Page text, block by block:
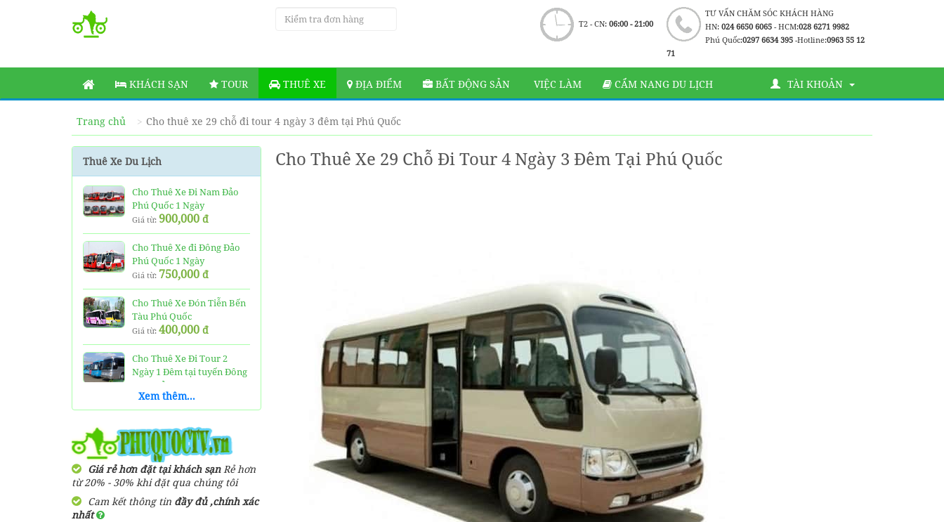
TƯ VẤN CHĂM SÓC KHÁCH HÀNG
HN: 024 6650 6065- HCM:028 6271 9982
Phú Quốc:0297 6634 395 -Hotline:0963 55 12
71
T2 - CN: 06:00 - 21:00
KHÁCH SẠN TOUR THUÊ XE ĐỊA ĐIỂM BẤT ĐỘNG SẢN VIỆC LÀM CẨM NANG DU LỊCH TÀI KHOẢN
Trang chủ Cho thuê xe 29 chỗ đi tour 4 ngày 3 đêm tại Phú Quốc
Thuê Xe Du Lịch
Cho Thuê Xe Đi Nam Đảo
Phú Quốc 1 Ngày
Giá từ: 900,000 đ
Cho Thuê Xe đi Đông Đảo
Phú Quốc 1 Ngày
Giá từ: 750,000 đ
Cho Thuê Xe Đón Tiễn Bến
Tàu Phú Quốc
Giá từ: 400,000 đ
Cho Thuê Xe Đi Tour 2
Ngày 1 Đêm tại tuyến Đông
Nam Đảo
Giá từ: 1,900,000
Cho Thuê Xe Đón Tiễn Sân
Bay Phú Quốc
Giá từ: 400,000đ
Cho Thuê Xe Đi Bắc Đảo
Phú Quốc 1 Ngày
Giá từ: 1,000,000đ
Xem thêm...
Giá rẻ hơn đặt tại khách sạnRẻ hơn
từ 20% - 30% khi đặt qua chúng tôi
Cam kết thông tin đầy đủ ,chính xác
nhất
Cho Thuê Xe 29 Chỗ Đi Tour 4 Ngày 3 Đêm Tại Phú Quốc